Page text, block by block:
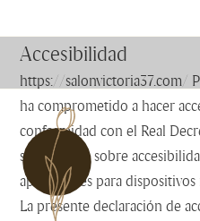
Accesibilidad
https://salonvictoria37.com/
ha comprometido a hacer
conformidad con el Real
septiembre, sobre
aplicaciones para
La presente declaración de